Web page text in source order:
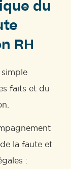
du
RH
faits et du
la faute et
: